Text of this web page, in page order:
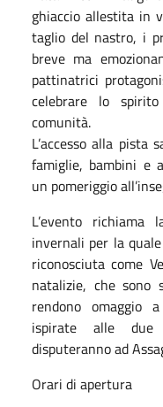
ghiaccio allestita in
taglio del nastro, i
breve ma
pattinatrici
celebrare lo
comunità.
L’accesso alla
famiglie, bambini e
un pomeriggio
L’evento richiama
invernali per la
riconosciuta come
natalizie, che
rendono omaggio
ispirate alle due
disputeranno ad
Orari di apertura